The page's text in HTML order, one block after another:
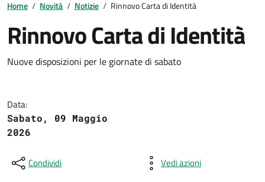
Home / Novità / Notizie / Rinnovo Carta di Identità
Rinnovo Carta di Identità
Nuove disposizioni per le giornate di sabato
Data:
Sabato, 09 Maggio
2026
Condividi Vedi azioni